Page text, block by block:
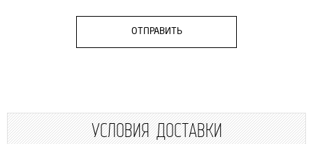
ОТПРАВИТЬ
УСЛОВИЯ ДОСТАВКИ